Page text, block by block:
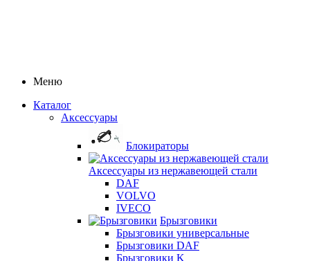
Меню
Каталог
Аксессуары
Блокираторы
Аксессуары из нержавеющей стали
DAF
VOLVO
IVECO
Брызговики
Брызговики универсальные
Брызговики DAF
Брызговики K